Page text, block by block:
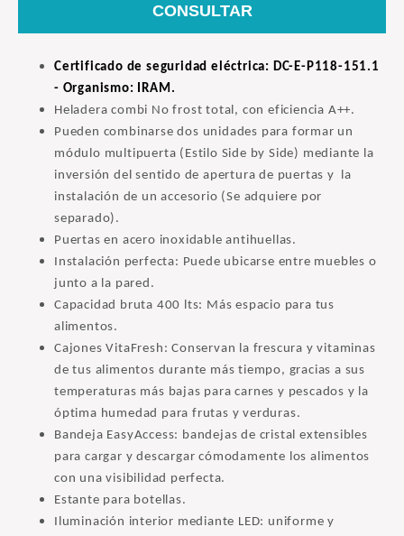
CONSULTAR
Certificado de seguridad eléctrica: DC-E-P118-151.1
- Organismo: IRAM.
Heladera combi No frost total, con eficiencia A++.
Pueden combinarse dos unidades para formar un
módulo multipuerta (Estilo Side by Side) mediante la
inversión del sentido de apertura de puertas y la
instalación de un accesorio (Se adquiere por
separado).
Puertas en acero inoxidable antihuellas.
Instalación perfecta: Puede ubicarse entre muebles o
junto a la pared.
Capacidad bruta 400 lts: Más espacio para tus
alimentos.
Cajones VitaFresh: Conservan la frescura y vitaminas
de tus alimentos durante más tiempo, gracias a sus
temperaturas más bajas para carnes y pescados y la
óptima humedad para frutas y verduras.
Bandeja EasyAccess: bandejas de cristal extensibles
para cargar y descargar cómodamente los alimentos
con una visibilidad perfecta.
Estante para botellas.
Iluminación interior mediante LED: uniforme y